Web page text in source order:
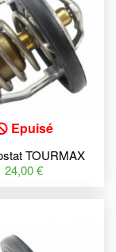
Epuisé
TOURMAX
GSR600
24,00 €